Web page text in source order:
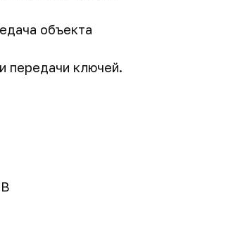
объекта
передачи ключей.